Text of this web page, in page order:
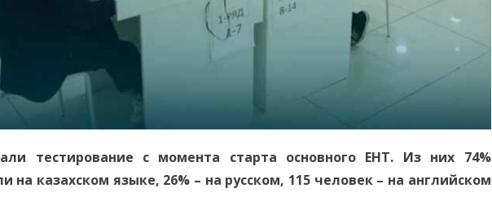
тестирование с момента старта основного ЕНТ. Из них 74%
на казахском языке, 26% – на русском, 115 человек – на английском